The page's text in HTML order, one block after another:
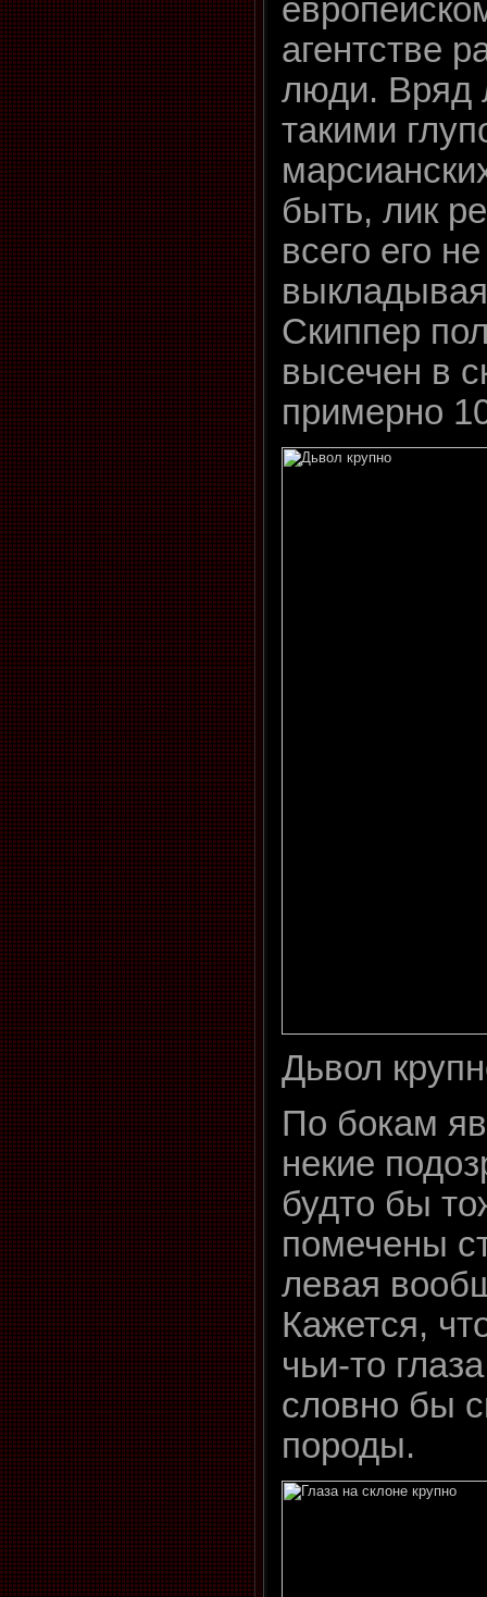
агентстве
люди. Вряд
такими
быть, лик
всего его
Скиппер
высечен в
примерно
Дьвол
По бокам
некие
будто бы
помечены
левая
Кажется,
чьи-то
словно бы
породы.